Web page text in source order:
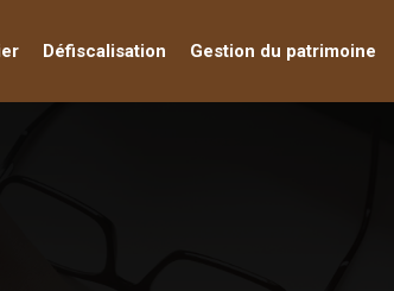
Défiscalisation Gestion du patrimoine